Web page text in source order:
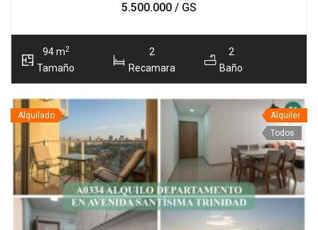
5.500.000 / GS
94 m2
Tamaño
2
Recamara
2
Baño
Alquilado
Alquiler
Todos